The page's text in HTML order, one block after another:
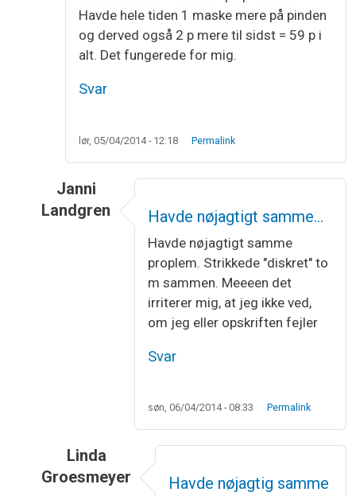
Havde hele tiden 1 maske mere på pinden
og derved også 2 p mere til sidst = 59 p i
alt. Det fungerede for mig.
Svar
lør, 05/04/2014 - 12:18 Permalink
Janni
Landgren
Pind 41 mønster B af
Havde nøjagtigt samme…
Havde nøjagtigt samme
proplem. Strikkede "diskret" to
m sammen. Meeeen det
irriterer mig, at jeg ikke ved,
om jeg eller opskriften fejler
Svar
søn, 06/04/2014 - 08:33 Permalink
Linda
Groesmeyer
Havde nøjagtig samme